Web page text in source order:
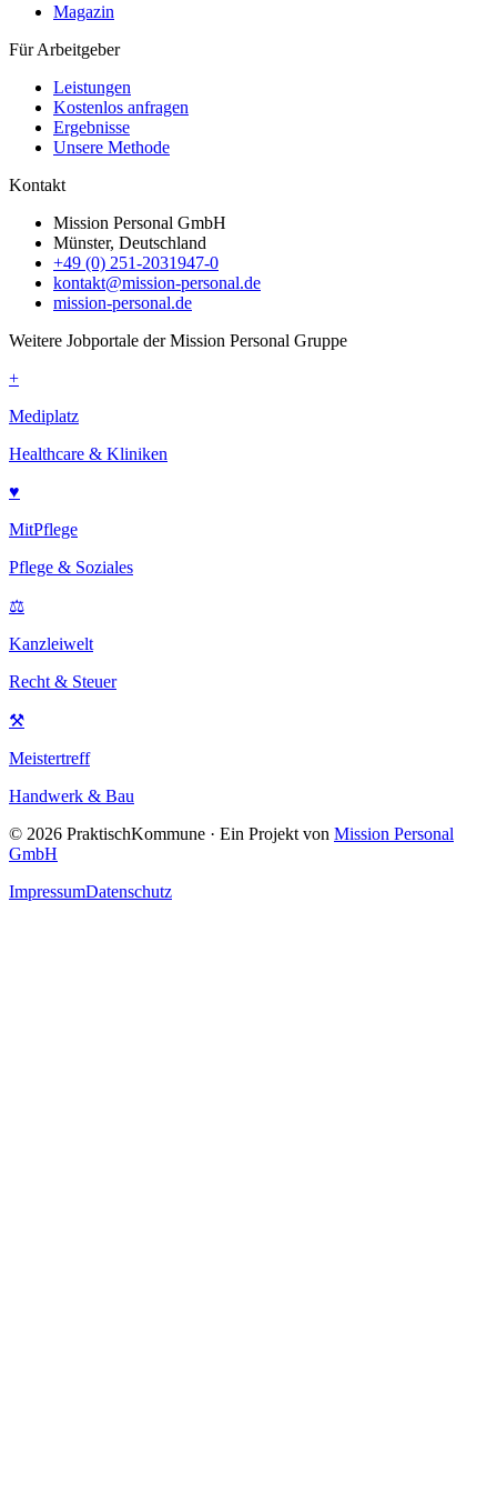
Magazin
Für Arbeitgeber
Leistungen
Kostenlos anfragen
Ergebnisse
Unsere Methode
Kontakt
Mission Personal GmbH
Münster, Deutschland
+49 (0) 251-2031947-0
kontakt@mission-personal.de
mission-personal.de
Weitere Jobportale der Mission Personal Gruppe
+
Mediplatz
Healthcare & Kliniken
♥
MitPflege
Pflege & Soziales
⚖
Kanzleiwelt
Recht & Steuer
⚒
Meistertreff
Handwerk & Bau
© 2026 PraktischKommune · Ein Projekt von Mission Personal
GmbH
ImpressumDatenschutz